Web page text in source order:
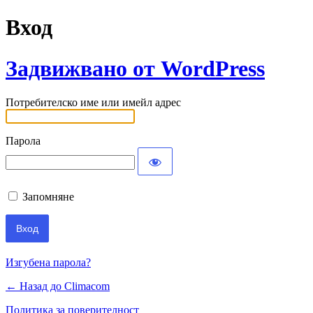
Вход
Задвижвано от WordPress
Потребителско име или имейл адрес
Парола
Запомняне
Изгубена парола?
← Назад до Climacom
Политика за поверителност